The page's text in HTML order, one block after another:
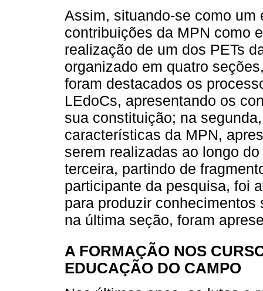
Assim, situando-se como
contribuições da MPN como
realização de um dos PETs
organizado em quatro
foram destacados os
LEdoCs, apresentando os
sua constituição; na
características da MPN,
serem realizadas ao longo
terceira, partindo de
participante da pesquisa, foi
para produzir
na última seção, foram
A FORMAÇÃO NOS
EDUCAÇÃO DO CAMPO